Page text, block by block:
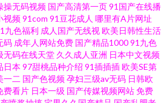
成人AV影音 九一免费看 欧美欧美欧美 91操人
d肉蒲团电影 婷婷五月天网 国产91艹b视频
韩亚洲中文 国产线路一区进入 国产精品丝袜
院 老湿机一区二区三区 日韩成人免费A∨
操无码视频 国产高清第一页91国产在线播
视频91com 91豆花成人 哪里有A片网址
九色福利 成人国产无线视欧美日韩性生活
码 成年人网站免费 国产精品100091九色
无码在线天堂 久久成人亚洲 日本中文视频
日本 97甜桃品种介绍 91插插插欧美SE第
一二 国产色视频孕妇三级av无码 日韩欧
费看片 日本一级 国产传媒视频网站免费